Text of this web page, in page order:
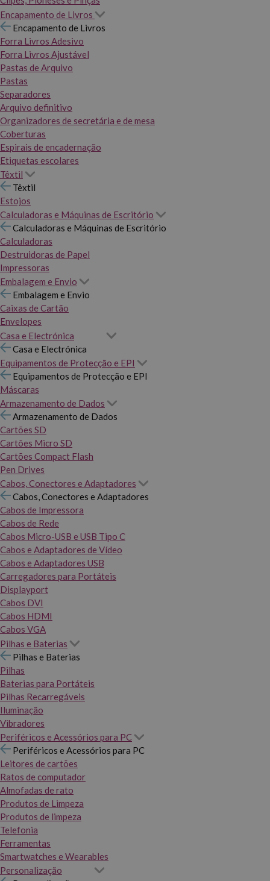
Encapamento de Livros
Encapamento de Livros
Forra Livros Adesivo
Forra Livros Ajustável
Pastas de Arquivo
Pastas
Separadores
Arquivo definitivo
Organizadores de secretária e de mesa
Coberturas
Espirais de encadernação
Etiquetas escolares
Têxtil
Têxtil
Estojos
Calculadoras e Máquinas de Escritório
Calculadoras e Máquinas de Escritório
Calculadoras
Destruidoras de Papel
Impressoras
Embalagem e Envio
Embalagem e Envio
Caixas de Cartão
Envelopes
Casa e Electrónica
Casa e Electrónica
Equipamentos de Protecção e EPI
Equipamentos de Protecção e EPI
Máscaras
Armazenamento de Dados
Armazenamento de Dados
Cartões SD
Cartões Micro SD
Cartões Compact Flash
Pen Drives
Cabos, Conectores e Adaptadores
Cabos, Conectores e Adaptadores
Cabos de Impressora
Cabos de Rede
Cabos Micro-USB e USB Tipo C
Cabos e Adaptadores de Vídeo
Cabos e Adaptadores USB
Carregadores para Portáteis
Displayport
Cabos DVI
Cabos HDMI
Cabos VGA
Pilhas e Baterias
Pilhas e Baterias
Pilhas
Baterias para Portáteis
Pilhas Recarregáveis
Iluminação
Vibradores
Periféricos e Acessórios para PC
Periféricos e Acessórios para PC
Leitores de cartões
Ratos de computador
Almofadas de rato
Produtos de Limpeza
Produtos de limpeza
Telefonia
Ferramentas
Smartwatches e Wearables
Personalização